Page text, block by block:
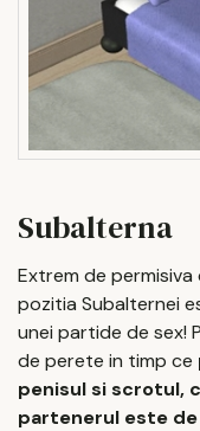
Subalterna
Extrem de
pozitia Subalternei
unei partide de sex!
de perete in timp ce
penisul si scrotul,
partenerul este